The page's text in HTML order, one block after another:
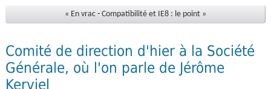
« En vrac - Compatibilité et IE8 : le point »
Comité de direction d'hier à la Société
Générale, où l'on parle de Jérôme
Kerviel